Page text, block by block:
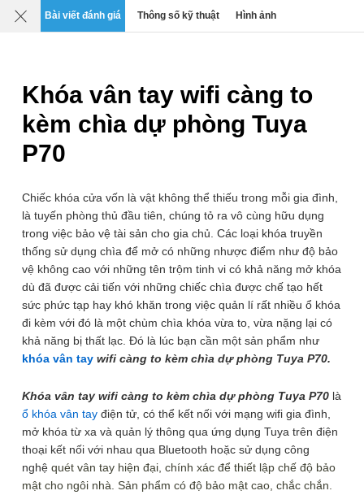
Mô tả Chi tiết Đánh giá SP liên quan
Bài viết đánh giá Thông số kỹ thuật Hình ảnh
Khóa vân tay wifi càng to
kèm chìa dự phòng Tuya
P70
Chiếc khóa cửa vốn là vật không thể thiếu trong mỗi gia đình,
là tuyến phòng thủ đầu tiên, chúng tỏ ra vô cùng hữu dụng
trong việc bảo vệ tài sản cho gia chủ. Các loại khóa truyền
thống sử dụng chìa để mở có những nhược điểm như độ bảo
vệ không cao với những tên trộm tinh vi có khả năng mở khóa
dù đã được cải tiến với những chiếc chìa được chế tạo hết
sức phức tạp hay khó khăn trong việc quản lí rất nhiều ổ khóa
đi kèm với đó là một chùm chìa khóa vừa to, vừa nặng lại có
khả năng bị thất lạc. Đó là lúc bạn cần một sản phẩm như
khóa vân tay wifi càng to kèm chìa dự phòng Tuya P70.
Khóa vân tay wifi càng to kèm chìa dự phòng Tuya P70 là
ổ khóa vân tay điện tử, có thể kết nối với mạng wifi gia đình,
mở khóa từ xa và quản lý thông qua ứng dụng Tuya trên điện
thoại kết nối với nhau qua Bluetooth hoặc sử dụng công
nghệ quét vân tay hiện đại, chính xác để thiết lập chế độ bảo
mật cho ngôi nhà. Sản phẩm có độ bảo mật cao, chắc chắn.
1 / 3